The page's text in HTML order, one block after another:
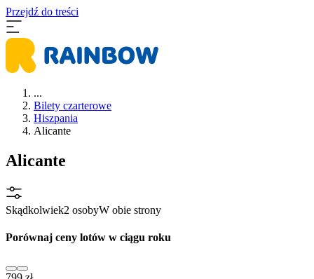
Przejdź do treści
...
Bilety czarterowe
Hiszpania
Alicante
Alicante
Skądkolwiek2 osobyW obie strony
Porównaj ceny lotów w ciągu roku